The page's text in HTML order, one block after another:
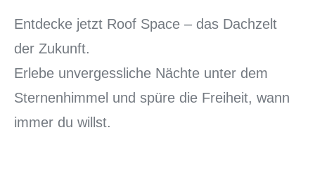
Entdecke jetzt Roof Space – das Dachzelt
der Zukunft.
Erlebe unvergessliche Nächte unter dem
Sternenhimmel und spüre die Freiheit, wann
immer du willst.